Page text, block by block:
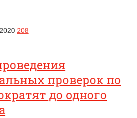
208
проверок по
до одного